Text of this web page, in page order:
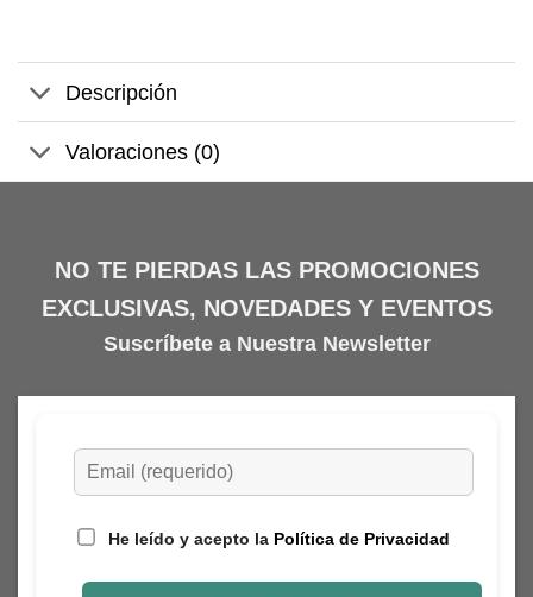
Descripción
Valoraciones (0)
NO TE PIERDAS LAS PROMOCIONES
EXCLUSIVAS, NOVEDADES Y EVENTOS
Suscríbete a Nuestra Newsletter
He leído y acepto la Política de Privacidad